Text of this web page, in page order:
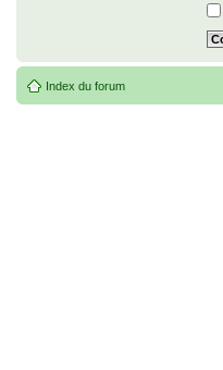
Index du forum